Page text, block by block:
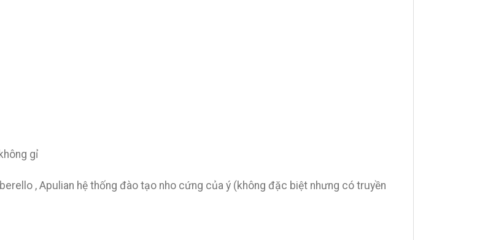
gỉ
, Apulian hệ thống đào tạo nho cứng của ý (không đặc biệt nhưng có truyền